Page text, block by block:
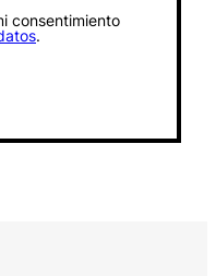
consentimiento
.